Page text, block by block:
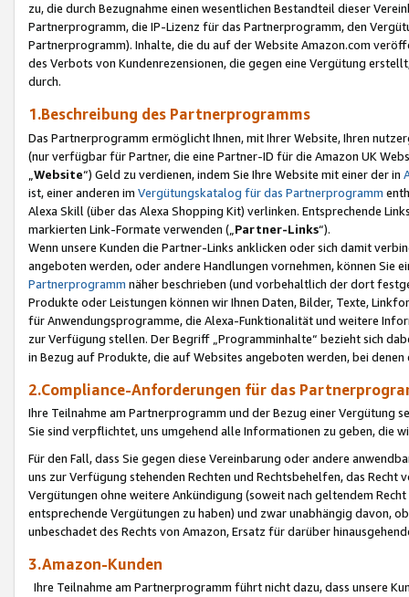
zu, die durch Bezugnahme einen wesentlichen Bestandteil dieser
Partnerprogramm, die IP-Lizenz für das Partnerprogramm, den
Partnerprogramm). Inhalte, die du auf der Website Amazon.com
des Verbots von Kundenrezensionen, die gegen eine Vergütung
durch.
1.Beschreibung des Partnerprogramms
Das Partnerprogramm ermöglicht Ihnen, mit Ihrer Website, Ihren
(nur verfügbar für Partner, die eine Partner-ID für die Amazon UK
Website“) Geld zu verdienen, indem Sie Ihre Website mit einer der in
ist, einer anderen im Vergütungskatalog für das Partnerprogramm
Alexa Skill (über das Alexa Shopping Kit) verlinken. Entsprechende
markierten Link-Formate verwenden („ Partner-Links“).
Wenn unsere Kunden die Partner-Links anklicken oder sich damit
angeboten werden, oder andere Handlungen vornehmen, können Sie
Partnerprogramm näher beschrieben (und vorbehaltlich der dort
Produkte oder Leistungen können wir Ihnen Daten, Bilder, Texte,
für Anwendungsprogramme, die Alexa-Funktionalität und weitere
zur Verfügung stellen. Der Begriff „Programminhalte“ bezieht sich
in Bezug auf Produkte, die auf Websites angeboten werden, bei
2.Compliance-Anforderungen für das
Ihre Teilnahme am Partnerprogramm und der Bezug einer Vergütung
Sie sind verpflichtet, uns umgehend alle Informationen zu geben, die
Für den Fall, dass Sie gegen diese Vereinbarung oder andere
uns zur Verfügung stehenden Rechten und Rechtsbehelfen, das
Vergütungen ohne weitere Ankündigung (soweit nach geltendem
entsprechende Vergütungen zu haben) und zwar unabhängig davon,
unbeschadet des Rechts von Amazon, Ersatz für darüber
3.Amazon-Kunden
Ihre Teilnahme am Partnerprogramm führt nicht dazu, dass unsere